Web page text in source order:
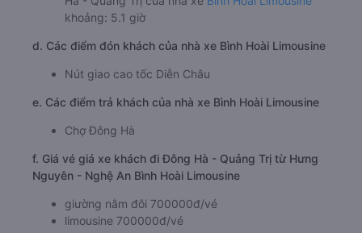
23:10
Giờ đến nơi ở Đông Hà - Quảng Trị: 5:16, 04:16
Thời gian chạy từ Hưng Nguyên - Nghệ An đi Đông
khoảng: 5.1 giờ
d. Các điểm đón khách của nhà xe Bình Hoài Limousine
Nút giao cao tốc Diễn Châu
e. Các điểm trả khách của nhà xe Bình Hoài Limousine
f. Giá vé giá xe khách đi Đông Hà - Quảng Trị từ Hưng